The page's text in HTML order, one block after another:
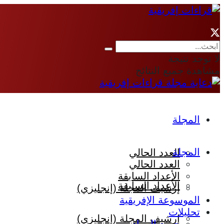
لا توجد نتيجة
مشاهدة جميع النتائج
المجلة
العدد الحالي
الأعداد السابقة
إرشيف المجلة (إنجليزي)
المجلة
العدد الحالي
الأعداد السابقة
إرشيف المجلة (إنجليزي)
الموسوعة الإفريقية
تحليلات